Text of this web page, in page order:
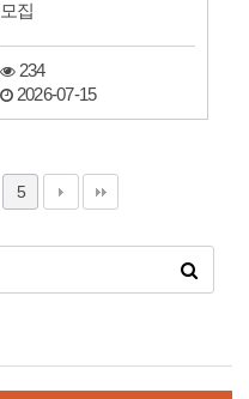
모집
234
2026-07-15
5